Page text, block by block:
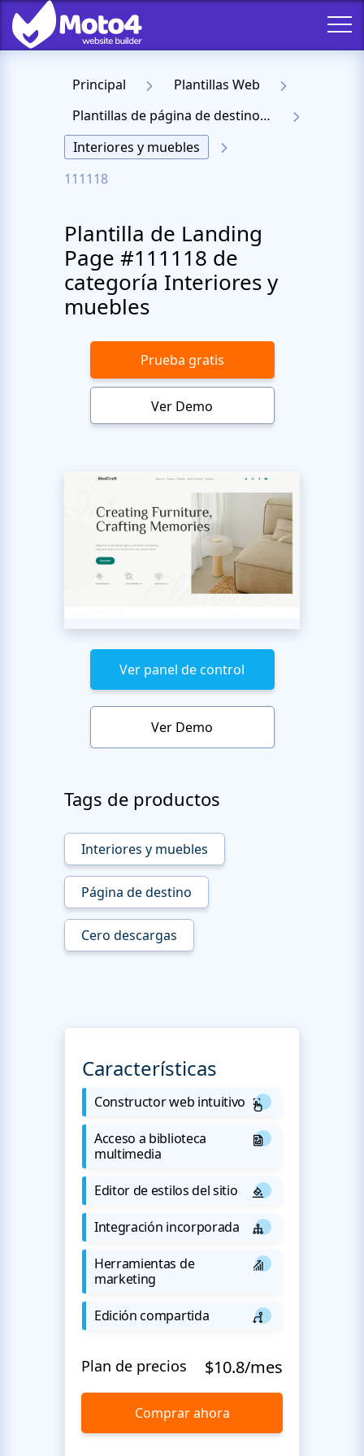
Principal
Plantillas Web
Plantillas de página de destino receptiva
Interiores y muebles
111118
Plantilla de Landing
Page #111118 de
categoría Interiores y
muebles
Prueba gratis
Ver Demo
Ver panel de control
Ver Demo
Tags de productos
Interiores y muebles
Página de destino
Cero descargas
Características
Constructor web intuitivo
Acceso a biblioteca
multimedia
Editor de estilos del sitio
Integración incorporada
Herramientas de
marketing
Edición compartida
Plan de precios $10.8/mes
Comprar ahora